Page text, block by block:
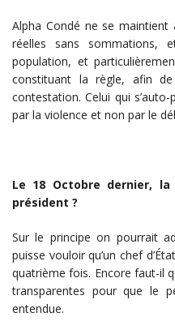
Alpha Condé ne se
réelles sans sommations,
population, et
constituant la règle, afin
contestation. Celui qui
par la violence et non par le
Le 18 Octobre dernier,
président ?
Sur le principe on pourrait
puisse vouloir qu’un chef
quatrième fois. Encore faut-il
transparentes pour que le
entendue.